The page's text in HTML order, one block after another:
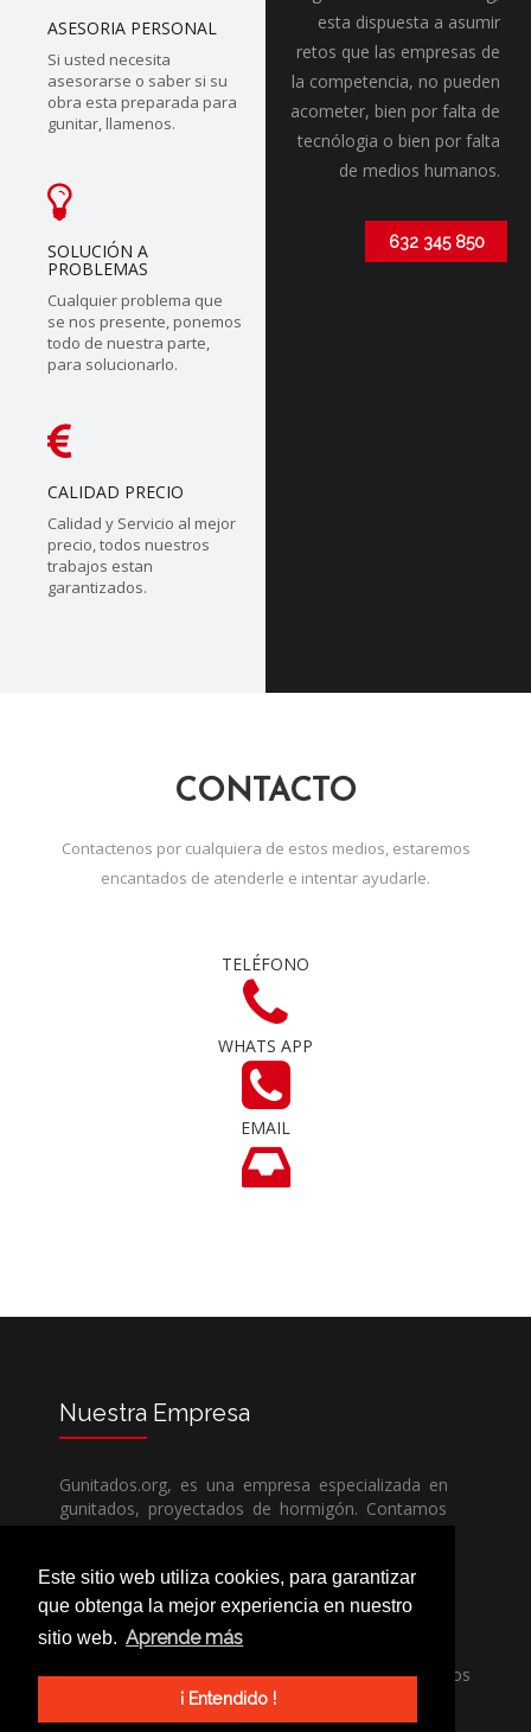
Este sitio web utiliza cookies, para garantizar
que obtenga la mejor experiencia en nuestro
sitio web. Aprende más
¡ Entendido !
ASESORIA PERSONAL
Si usted necesita
asesorarse o saber si su
obra esta preparada para
gunitar, llamenos.
SOLUCIÓN A
PROBLEMAS
Cualquier problema que
se nos presente, ponemos
todo de nuestra parte,
para solucionarlo.
CALIDAD PRECIO
Calidad y Servicio al mejor
precio, todos nuestros
trabajos estan
garantizados.
esta dispuesta a asumir
retos que las empresas de
la competencia, no pueden
acometer, bien por falta de
tecnólogia o bien por falta
de medios humanos.
632 345 850
CONTACTO
Contactenos por cualquiera de estos medios, estaremos
encantados de atenderle e intentar ayudarle.
TELÉFONO
WHATS APP
EMAIL
Nuestra Empresa
Gunitados.org, es una empresa especializada en
gunitados, proyectados de hormigón. Contamos
con todos los medios humanos y técnicos, para
competencia.
Si necesita una empresa de gunitados, no dude
en llamarnos, nuestros técnicos estran encantados
de poder ayudarle, ya sea usted particular o
profesional.